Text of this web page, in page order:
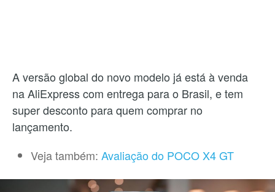
A versão global do novo modelo já está à venda
na AliExpress com entrega para o Brasil, e tem
super desconto para quem comprar no
lançamento.
Veja também: Avaliação do POCO X4 GT